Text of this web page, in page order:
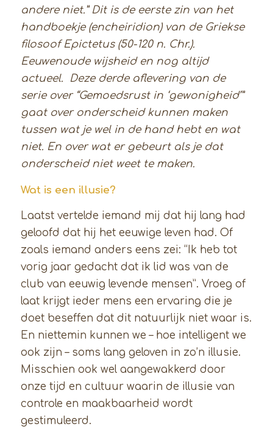
andere niet.” Dit is de eerste zin van het
handboekje (encheiridion) van de Griekse
filosoof Epictetus (50-120 n. Chr.).
Eeuwenoude wijsheid en nog altijd
actueel. Deze derde aflevering van de
serie over “Gemoedsrust in ‘gewonigheid’”
gaat over onderscheid kunnen maken
tussen wat je wel in de hand hebt en wat
niet. En over wat er gebeurt als je dat
onderscheid niet weet te maken.
Wat is een illusie?
Laatst vertelde iemand mij dat hij lang had
geloofd dat hij het eeuwige leven had. Of
zoals iemand anders eens zei: “Ik heb tot
vorig jaar gedacht dat ik lid was van de
club van eeuwig levende mensen”. Vroeg of
laat krijgt ieder mens een ervaring die je
doet beseffen dat dit natuurlijk niet waar is.
En niettemin kunnen we – hoe intelligent we
ook zijn – soms lang geloven in zo’n illusie.
Misschien ook wel aangewakkerd door
onze tijd en cultuur waarin de illusie van
controle en maakbaarheid wordt
gestimuleerd.